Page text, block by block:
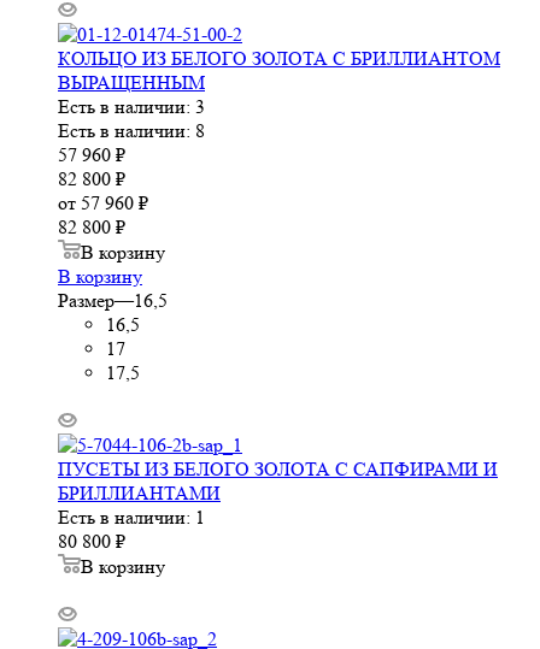
КОЛЬЦО ИЗ БЕЛОГО ЗОЛОТА С БРИЛЛИАНТОМ
ВЫРАЩЕННЫМ
Есть в наличии: 3
Есть в наличии: 8
57 960 ₽
82 800 ₽
от 57 960 ₽
82 800 ₽
В корзину
В корзину
Размер—16,5
16,5
17
17,5
ПУСЕТЫ ИЗ БЕЛОГО ЗОЛОТА С САПФИРАМИ И
БРИЛЛИАНТАМИ
Есть в наличии: 1
80 800 ₽
В корзину